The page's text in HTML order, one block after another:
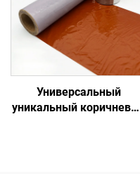
Универсальный
уникальный коричневый